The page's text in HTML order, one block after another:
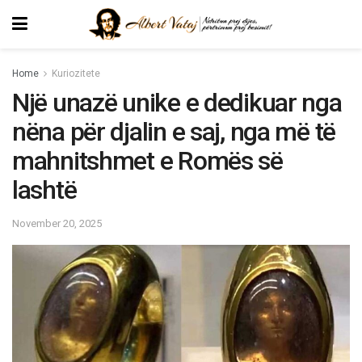
Home Kuriozitete
Një unazë unike e dedikuar nga
nëna për djalin e saj, nga më të
mahnitshmet e Romës së
lashtë
November 20, 2025